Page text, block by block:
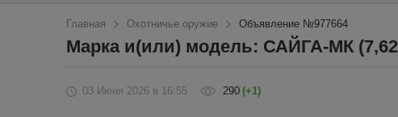
Главная Охотничье оружие Объявление №977664
Марка и(или) модель: САЙГА-МК
03 Июня 2026 в 16:55 290 (+1)